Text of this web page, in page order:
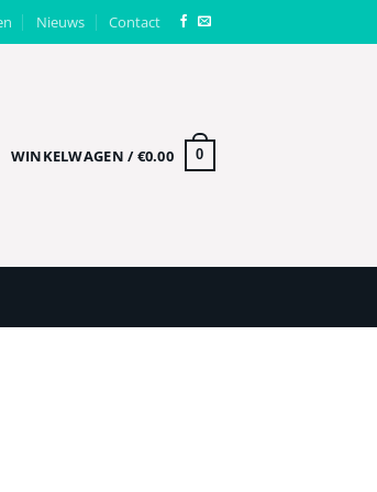
Nieuws Contact
WINKELWAGEN /€0.00 0